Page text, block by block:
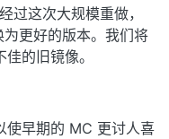
过这次大规模重做，
更好的版本。我们将
的旧镜像。
使早期的 MC 更讨人喜